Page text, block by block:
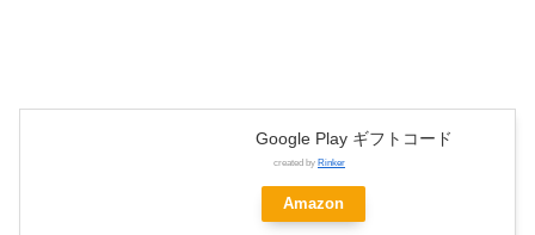
Google Play ギフトコード
created by Rinker
Amazon